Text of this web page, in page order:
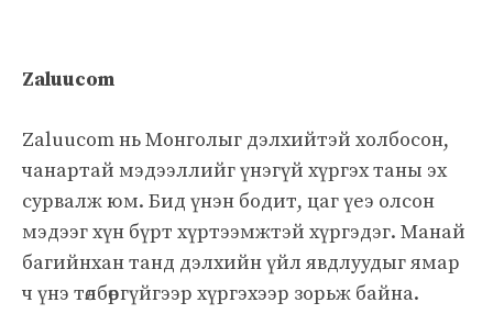
Zaluucom
Zaluucom нь Монголыг дэлхийтэй холбосон,
чанартай мэдээллийг үнэгүй хүргэх таны эх
сурвалж юм. Бид үнэн бодит, цаг үеэ олсон
мэдээг хүн бүрт хүртээмжтэй хүргэдэг. Манай
багийнхан танд дэлхийн үйл явдлуудыг ямар
ч үнэ төлбөргүйгээр хүргэхээр зорьж байна.